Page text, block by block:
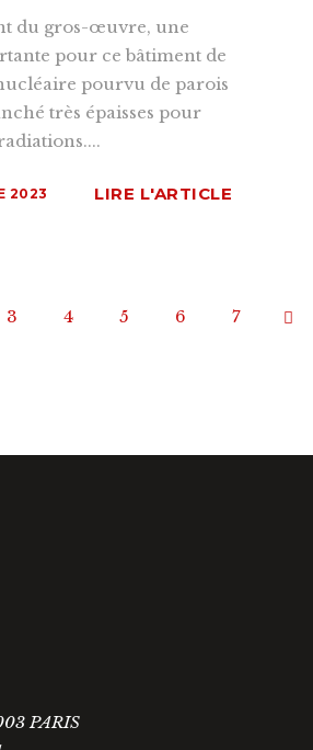
du gros-œuvre, une
pour ce bâtiment de
pourvu de parois
très épaisses pour
2023 LIRE L'ARTICLE
3 4 5 6 7
PARIS